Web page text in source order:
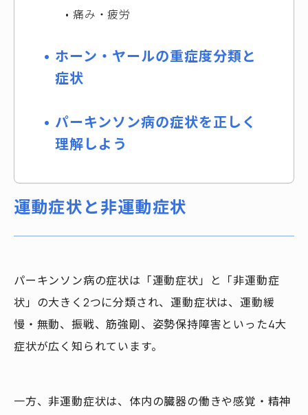
痛み・疲労
ホーン・ヤールの重症度分類と
症状
パーキンソン病の症状を正しく
理解しよう
運動症状と非運動症状
パーキンソン病の症状は「運動症状」と「非運動症
状」の大きく2つに分類され、運動症状は、運動緩
慢・無動、振戦、筋強剛、姿勢保持障害といった4大
症状が広く知られています。
一方、非運動症状は、体内の臓器の働きや感覚・精神